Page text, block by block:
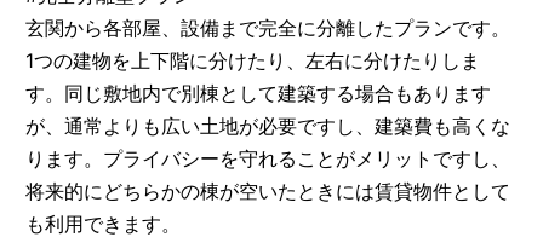
玄関から各部屋、設備まで完全に分離したプランです。
1つの建物を上下階に分けたり、左右に分けたりしま
す。同じ敷地内で別棟として建築する場合もあります
が、通常よりも広い土地が必要ですし、建築費も高くな
ります。プライバシーを守れることがメリットですし、
将来的にどちらかの棟が空いたときには賃貸物件として
も利用できます。